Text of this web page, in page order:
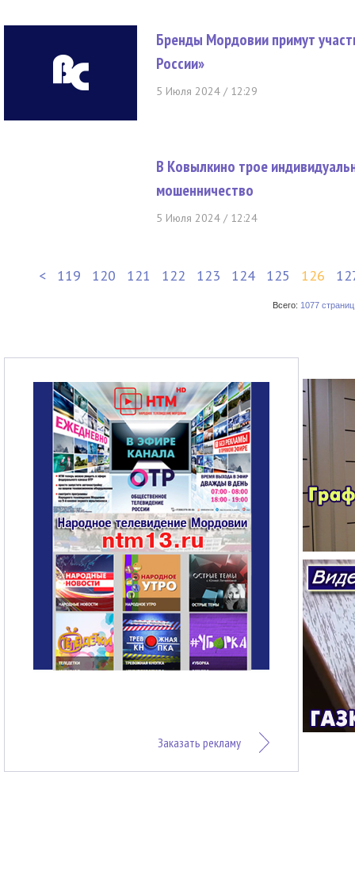
Бренды Мордовии примут
России»
5 Июля 2024 / 12:29
В Ковылкино трое
мошенничество
5 Июля 2024 / 12:24
< 119 120 121 122 123 124 125 126
Всего: 1077 страниц
Заказать рекламу